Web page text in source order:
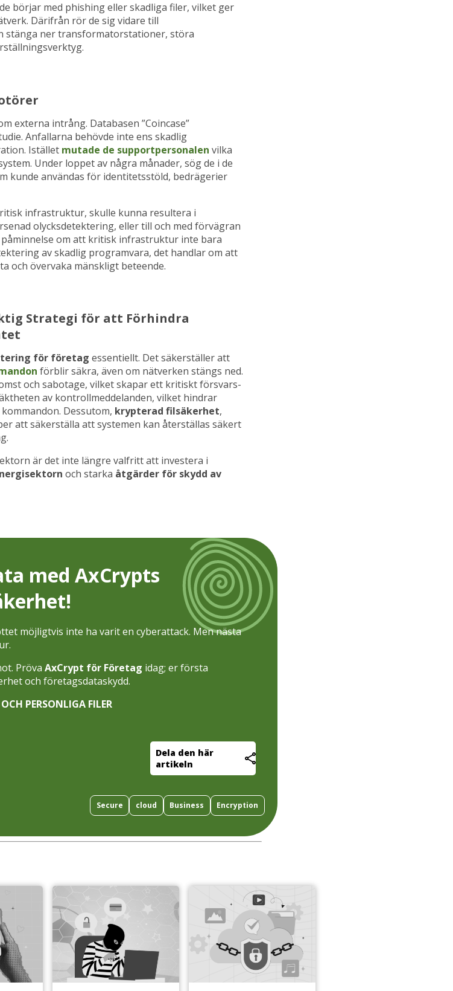
börjar med phishing eller skadliga filer, vilket ger
Därifrån rör de sig vidare till
stänga ner transformatorstationer, störa
externa intrång. Databasen ”Coincase”
Anfallarna behövde inte ens skadlig
Istället mutade de supportpersonalen vilka
Under loppet av några månader, sög de i de
kunde användas för identitetsstöld, bedrägerier
infrastruktur, skulle kunna resultera i
olycksdetektering, eller till och med förvägran
om att kritisk infrastruktur inte bara
av skadlig programvara, det handlar om att
och övervaka mänskligt beteende.
Strategi för att Förhindra
för företag essentiellt. Det säkerställer att
förblir säkra, även om nätverken stängs ned.
och sabotage, vilket skapar ett kritiskt försvars-
av kontrollmeddelanden, vilket hindrar
Dessutom, krypterad filsäkerhet,
att säkerställa att systemen kan återställas säkert
är det inte längre valfritt att investera i
och starka åtgärder för skydd av
med AxCrypts
möjligtvis inte ha varit en cyberattack. Men nästa
Pröva AxCrypt för Företag idag; er första
och företagsdataskydd.
PERSONLIGA FILER
Dela den här
artikeln
Secure cloud Business Encryption